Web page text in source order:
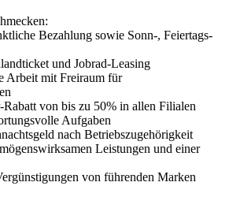
Bezahlung sowie Sonn-, Feiertags-
und Jobrad-Leasing
Arbeit mit Freiraum für
von bis zu 50% in allen Filialen
Aufgaben
nach Betriebszugehörigkeit
Leistungen und einer
von führenden Marken